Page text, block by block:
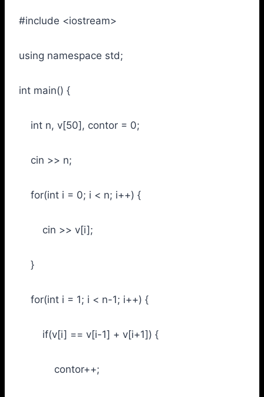
#include <iostream>
using namespace std;
int main() {
int n, v[50], contor = 0;
cin >> n;
for(int i = 0; i < n; i++) {
cin >> v[i];
}
for(int i = 1; i < n-1; i++) {
if(v[i] == v[i-1] + v[i+1]) {
contor++;